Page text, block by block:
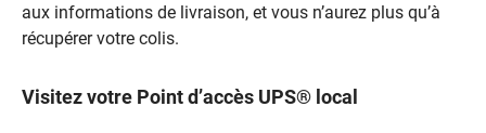
aux informations de livraison, et vous n’aurez plus qu’à
récupérer votre colis.
Visitez votre Point d’accès UPS® local